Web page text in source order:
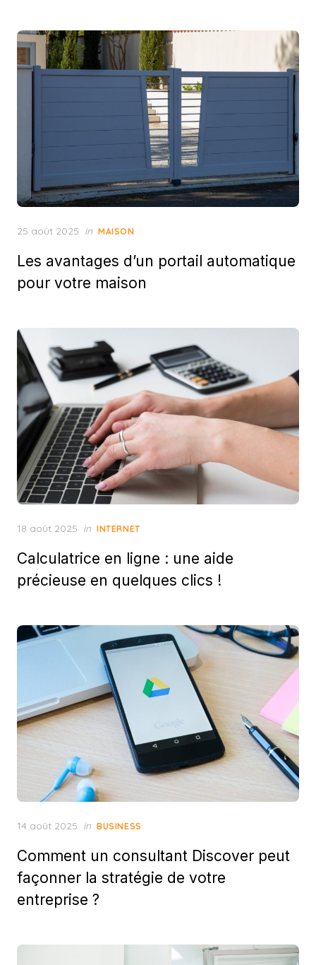
Posted
25 août 2025 in MAISON
Les avantages d’un portail automatique
pour votre maison
Posted
18 août 2025 in INTERNET
Calculatrice en ligne : une aide
précieuse en quelques clics !
Posted
14 août 2025 in BUSINESS
Comment un consultant Discover peut
façonner la stratégie de votre
entreprise ?